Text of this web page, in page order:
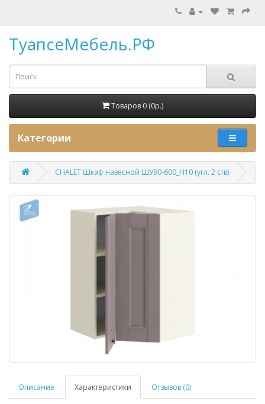
ТуапсеМебель.РФ
Товаров 0 (0p.)
Категории
CHALET Шкаф навесной ШУ90-600_Н10 (угл. 2 ств)
Описание Характеристики Отзывов (0)